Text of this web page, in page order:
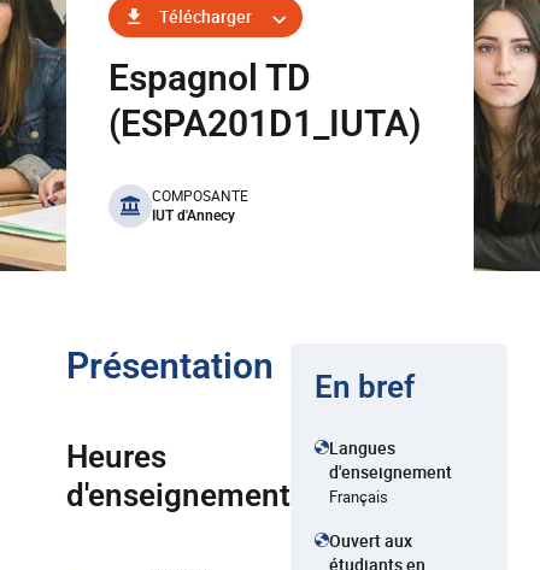
Télécharger
Espagnol TD
(ESPA201D1_IUTA)
benefits
COMPOSANTE
IUT d'Annecy
Présentation
Heures
d'enseignement
En bref
Langues
d'enseignement
Français
Ouvert aux
étudiants en